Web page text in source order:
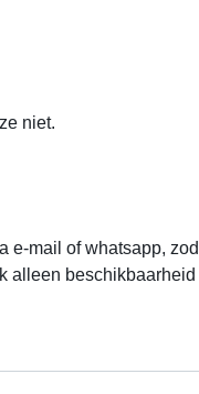
niet.
e-mail of whatsapp,
alleen